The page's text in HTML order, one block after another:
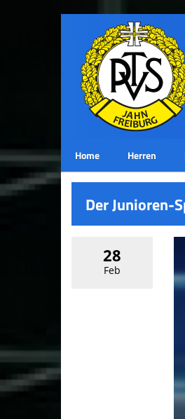
Home Herren
Der Junioren-
28
Feb